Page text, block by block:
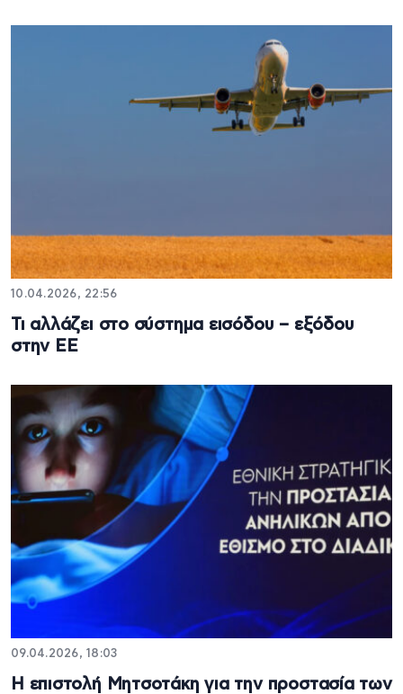
10.04.2026, 22:56
Τι αλλάζει στο σύστημα εισόδου – εξόδου
στην ΕΕ
09.04.2026, 18:03
Η επιστολή Μητσοτάκη για την προστασία των